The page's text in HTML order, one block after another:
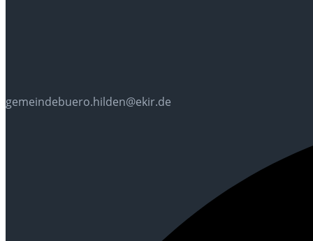
gemeindebuero.hilden@ekir.de